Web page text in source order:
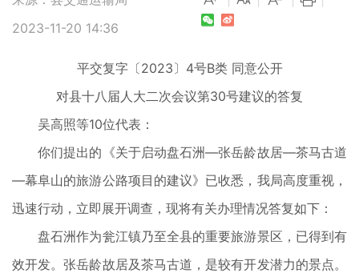
2023-11-20 14:36
平交复字〔2023〕4号B类 同意公开
对县十八届人大二次会议第30号建议的答复
吴高照等10位代表：
你们提出的《关于启动盘石洲—张岳龄故居—茶马古道
—幕阜山的旅游公路项目的建议》已收悉，我局高度重视，
迅速行动，立即展开调查，现将有关办理情况答复如下：
盘石洲作为瓮江镇乃至全县的重要旅游景区，已得到有
效开发。张岳龄故居及茶马古道，是较有开发潜力的景点。